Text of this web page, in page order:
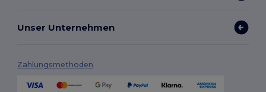
Unser Unternehmen
Zahlungsmethoden